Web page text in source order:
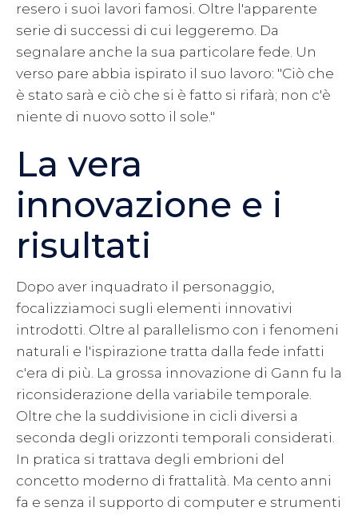
resero i suoi lavori famosi. Oltre l'apparente
serie di successi di cui leggeremo. Da
segnalare anche la sua particolare fede. Un
verso pare abbia ispirato il suo lavoro: "Ciò che
è stato sarà e ciò che si è fatto si rifarà; non c'è
niente di nuovo sotto il sole."
La vera
innovazione e i
risultati
Dopo aver inquadrato il personaggio,
focalizziamoci sugli elementi innovativi
introdotti. Oltre al parallelismo con i fenomeni
naturali e l'ispirazione tratta dalla fede infatti
c'era di più. La grossa innovazione di Gann fu la
riconsiderazione della variabile temporale.
Oltre che la suddivisione in cicli diversi a
seconda degli orizzonti temporali considerati.
In pratica si trattava degli embrioni del
concetto moderno di frattalità. Ma cento anni
fa e senza il supporto di computer e strumenti